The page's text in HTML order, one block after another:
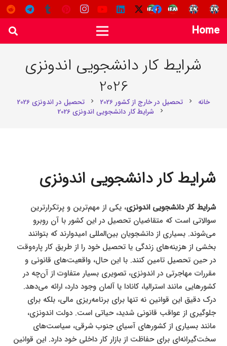
Home
شرایط کار دانشجویی اندونزی
2026
خانه chevron_right تحصیل در خارج از کشور 2026 chevron_right تحصیل در اندونزی 2026
chevron_right شرایط کار دانشجویی اندونزی 2026
شرایط کار دانشجویی اندونزی
شرایط کار دانشجویی اندونزی، یکی از مهم‌ترین و پرتکرارترین
سوالاتی است که متقاضیان تحصیل در این کشور با آن روبرو
می‌شوند. بسیاری از دانشجویان بین‌المللی امیدوارند که بتوانند
بخشی از هزینه‌های زندگی یا تحصیل خود را از طریق کار پاره‌وقت
در حین تحصیل تامین کنند. با این حال، واقعیت‌های قانونی و
مقررات مهاجرتی در اندونزی، تصویری بسیار متفاوت از آن‌چه در
کشورهایی مانند استرالیا، کانادا یا آلمان وجود دارد، ارائه می‌دهد.
درک دقیق این قوانین نه تنها برای برنامه‌ریزی مالی، بلکه برای
جلوگیری از عواقب قانونی شدید، حیاتی است. دولت اندونزی،
مانند بسیاری از کشورهای آسیای جنوب شرقی، سیاست‌های
سخت‌گیرانه‌ای برای حفاظت از بازار کار داخلی خود دارد. این قوانین